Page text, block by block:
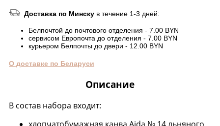
Доставка по Минску в течение 1-3 дней:
Белпочтой до почтового отделения - 7.00 BYN
сервисом Европочта до отделения - 7.00 BYN
курьером Белпочты до двери - 12.00 BYN
О доставке по Беларуси
Описание
В состав набора входит: